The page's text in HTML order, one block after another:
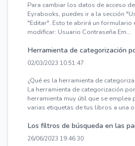
Para cambiar los datos de acceso
Eyrabooks, puedes ir a la sección
"Editar". Esto te abrirá un formulario
modificar: Usuario Contraseña Em...
Herramienta de categorización
02/03/2023 10:51:47
¿Qué es la herramienta de
La herramienta de categorización
herramienta muy útil que se emplea
varias etiquetas de tus libros a una
Los filtros de búsqueda en las
26/06/2023 19:46:30